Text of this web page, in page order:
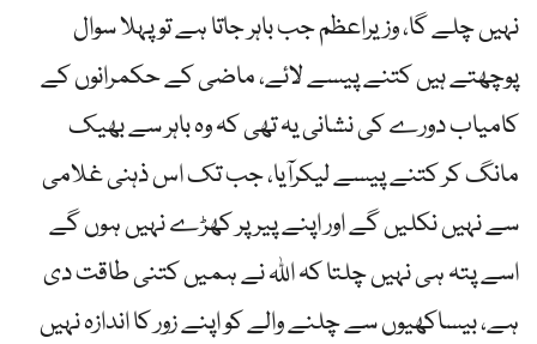
نہیں چلے گا، وزیراعظم جب باہر جاتا ہے تو پہلا سوال
پوچھتے ہیں کتنے پیسے لائے، ماضی کے حکمرانوں کے
کامیاب دورے کی نشانی یہ تھی کہ وہ باہر سے بھیک
مانگ کر کتنے پیسے لیکرآیا، جب تک اس ذہنی غلامی
سے نہیں نکلیں گے اور اپنے پیر پر کھڑے نہیں ہوں گے
اسے پتہ ہی نہیں چلتا کہ اللہ نے ہمیں کتنی طاقت دی
ہے، بیساکھیوں سے چلنے والے کو اپنے زور کا اندازہ نہیں